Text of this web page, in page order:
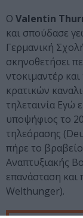
O Valentin
και σπούδασε
Γερμανική
σκηνοθετήσει
ντοκιμαντέρ
κρατικών
τηλεταινία Εγώ
υποψήφιος το
τηλεόρασης
πήρε το
Αναπτυξιακής
επανάσταση
Welthunger).